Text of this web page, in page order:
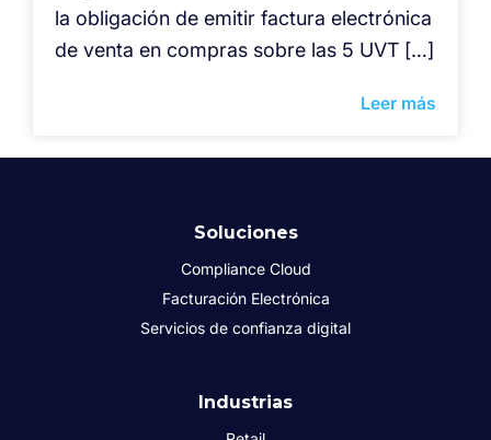
la obligación de emitir factura electrónica
de venta en compras sobre las 5 UVT […]
Leer más
Soluciones
Compliance Cloud
Facturación Electrónica
Servicios de confianza digital
Industrias